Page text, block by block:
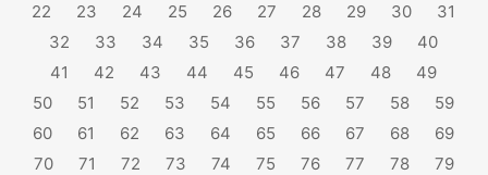
22
23 24 25 26 27 28 29 30
31
32
33 34 35 36 37 38 39
40
41
42 43 44 45 46 47 48
49
50
51 52 53 54 55 56 57 58
59
60
61 62 63 64 65 66 67 68
69
70
71 72 73 74 75 76 77 78
79